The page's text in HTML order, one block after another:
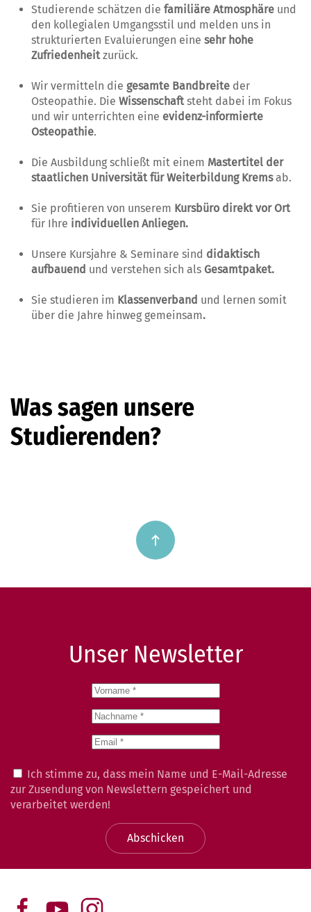
Studierende schätzen die familiäre Atmosphäre und
den kollegialen Umgangsstil und melden uns in
strukturierten Evaluierungen eine sehr hohe
Zufriedenheitzurück.
Wir vermitteln die gesamte Bandbreite der
Osteopathie. Die Wissenschaftsteht dabei im Fokus
und wir unterrichten eine evidenz-informierte
Osteopathie.
Die Ausbildung schließt mit einem Mastertitel der
staatlichen Universität für Weiterbildung Kremsab.
Sie profitieren von unserem Kursbüro direkt vor Ort
für Ihre individuellen Anliegen.
Unsere Kursjahre & Seminare sind didaktisch
aufbauend und verstehen sich als Gesamtpaket.
Sie studieren im Klassenverband und lernen somit
über die Jahre hinweg gemeinsam.
Was sagen unsere
Studierenden?
Unser Newsletter
Ich stimme zu, dass mein Name und E-Mail-Adresse
zur Zusendung von Newslettern gespeichert und
verarbeitet werden!
Abschicken